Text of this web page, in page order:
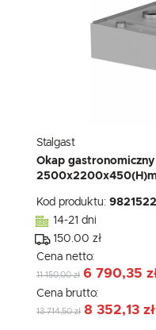
Stalgast
Okap
Kod produktu:
14-21 dni
150.00 zł
Cena netto:
11 150,00 zł 6 790,35
Cena brutto:
13 714,50 zł 8 352,13 zł